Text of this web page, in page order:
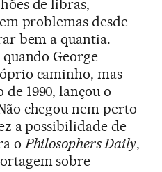
de libras,
problemas desde
bem a quantia.
George
caminho, mas
1990, lançou o
chegou nem perto
a possibilidade de
o Philosophers Daily,
sobre